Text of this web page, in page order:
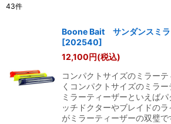
サブカテゴリ
43件
Boone Bait サンダンスミラ
[202540]
12,100円(税込)
コンパクトサイズのミラー
くコンパクトサイズのミラー
ミラーティーザーといえば
ッチドクターやブレイドの
がミラーティーザーの双璧